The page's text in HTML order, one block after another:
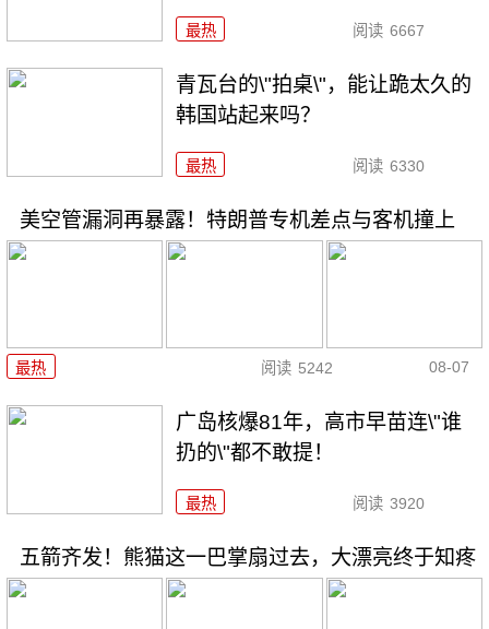
最热 阅读 6667
青瓦台的\"拍桌\"，能让跪太久的
韩国站起来吗？
最热 阅读 6330
美空管漏洞再暴露！特朗普专机差点与客机撞上
最热 阅读 5242 08-07
广岛核爆81年，高市早苗连\"谁
扔的\"都不敢提！
最热 阅读 3920
五箭齐发！熊猫这一巴掌扇过去，大漂亮终于知疼